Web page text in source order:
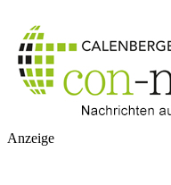
Anzeige